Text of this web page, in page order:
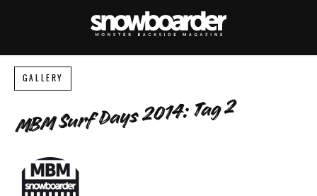
GALLERY
MBM Surf Days 2014: Tag 2